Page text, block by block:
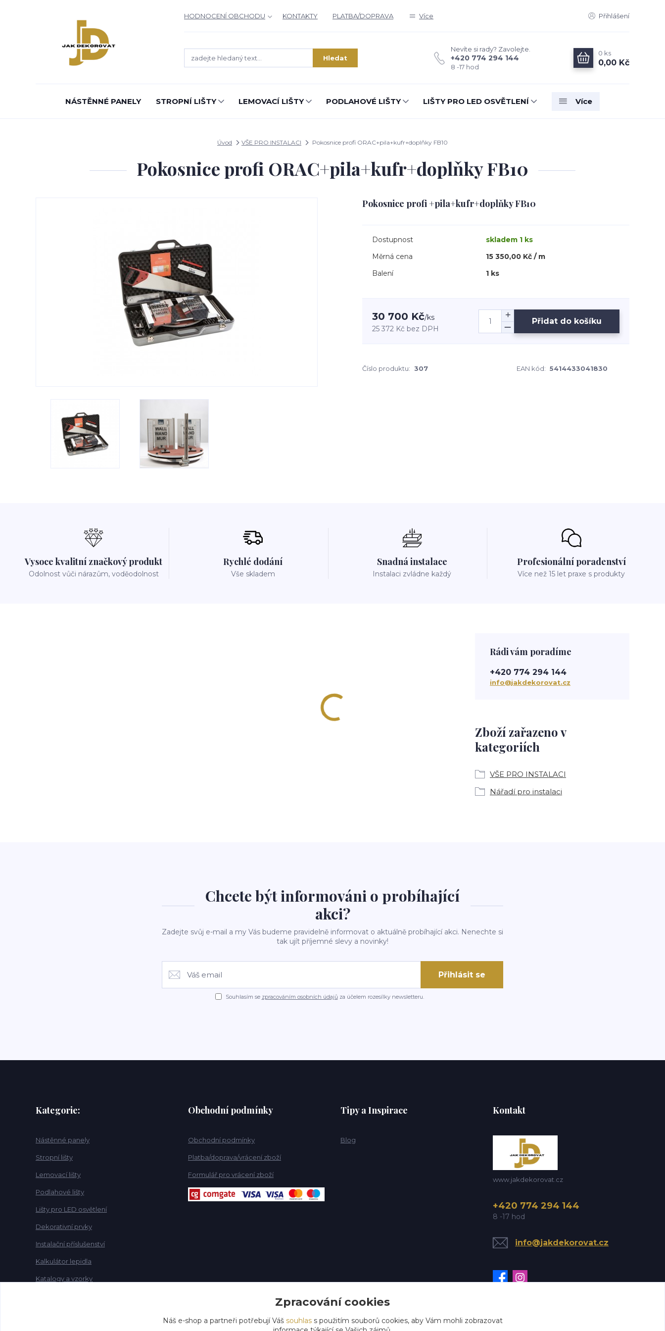
HODNOCENÍ OBCHODU KONTAKTY PLATBA/DOPRAVA Více Přihlášení
Hledat
Nevíte si rady? Zavolejte.
+420 774 294 144
8 -17 hod
0 ks
0,00 Kč
NÁSTĚNNÉ PANELY STROPNÍ LIŠTY LEMOVACÍ LIŠTY PODLAHOVÉ LIŠTY LIŠTY PRO LED OSVĚTLENÍ Více
Úvod VŠE PRO INSTALACI Pokosnice profi ORAC+pila+kufr+doplňky FB10
Pokosnice profi ORAC+pila+kufr+doplňky FB10
Pokosnice profi +pila+kufr+doplňky FB10
Dostupnost
skladem 1 ks
Měrná cena
15 350,00 Kč / m
Balení
1 ks
30 700 Kč/ks
25 372 Kč bez DPH
Přidat do košíku
Číslo produktu: 307 EAN kód: 5414433041830
Vysoce kvalitní značkový produkt
Odolnost vůči nárazům, voděodolnost
Rychlé dodání
Vše skladem
Snadná instalace
Instalaci zvládne každý
Profesionální poradenství
Více než 15 let praxe s produkty
Zboží zařazeno v
kategoriích
VŠE PRO INSTALACI
Nářadí pro instalaci
Rádi vám poradíme
+420 774 294 144
info@jakdekorovat.cz
Chcete být informováni o probíhající
akci?
Zadejte svůj e-mail a my Vás budeme pravidelně informovat o aktuálně probíhající akci. Nenechte si
tak ujít příjemné slevy a novinky!
Přihlásit se
Souhlasím se zpracováním osobních údajůza účelem rozesílky newsletteru.
Kategorie:
Nástěnné panely
Stropní lišty
Lemovací lišty
Podlahové lišty
Lišty pro LED osvětlení
Dekorativní prvky
Instalační příslušenství
Kalkulátor lepidla
Katalogy a vzorky
Obchodní podmínky
Obchodní podmínky
Platba/doprava/vrácení zboží
Formulář pro vrácení zboží
Tipy a Inspirace
Blog
Kontakt
www.jakdekorovat.cz
+420 774 294 144
8 -17 hod
info@jakdekorovat.cz
Zpracování cookies
Náš e-shop a partneři potřebují Váš souhlass použitím souborů cookies, aby Vám mohli zobrazovat